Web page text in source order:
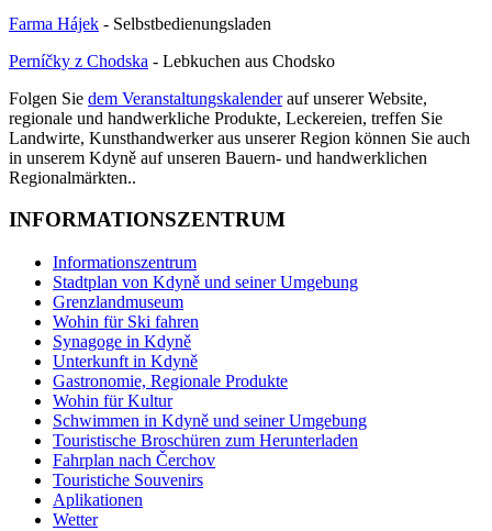
Farma Hájek - Selbstbedienungsladen
Perníčky z Chodska - Lebkuchen aus Chodsko
Folgen Sie dem Veranstaltungskalenderauf unserer Website,
regionale und handwerkliche Produkte, Leckereien, treffen Sie
Landwirte, Kunsthandwerker aus unserer Region können Sie auch
in unserem Kdyně auf unseren Bauern- und handwerklichen
Regionalmärkten..
INFORMATIONSZENTRUM
Informationszentrum
Stadtplan von Kdyně und seiner Umgebung
Grenzlandmuseum
Wohin für Ski fahren
Synagoge in Kdyně
Unterkunft in Kdyně
Gastronomie, Regionale Produkte
Wohin für Kultur
Schwimmen in Kdyně und seiner Umgebung
Touristische Broschüren zum Herunterladen
Fahrplan nach Čerchov
Touristiche Souvenirs
Aplikationen
Wetter